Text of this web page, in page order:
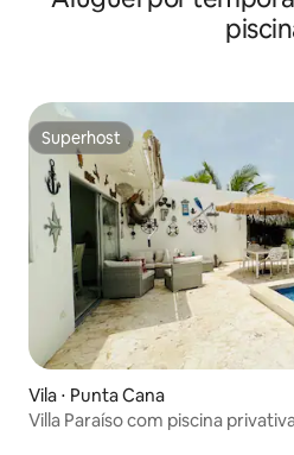
Superhost
Superhost
Vila ⋅ Punta Cana
Villa Paraíso com piscina